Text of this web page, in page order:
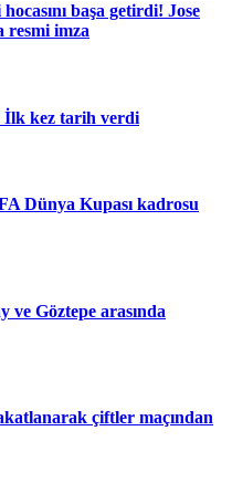
başa getirdi! Jose
resmi imza
İlk kez tarih verdi
Dünya Kupası kadrosu
ve Göztepe arasında
çiftler maçından